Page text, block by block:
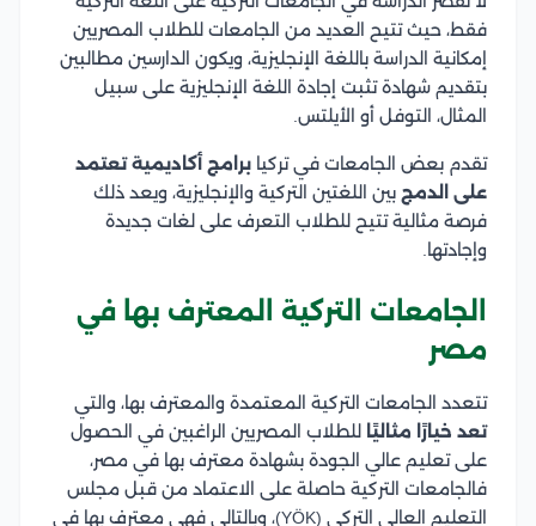
فقط، حيث تتيح العديد من الجامعات للطلاب المصريين
إمكانية الدراسة باللغة الإنجليزية، ويكون الدارسين مطالبين
بتقديم شهادة تثبت إجادة اللغة الإنجليزية على سبيل
المثال، التوفل أو الأيلتس.
تقدم بعض الجامعات في تركيا برامج أكاديمية تعتمد
على الدمج بين اللغتين التركية والإنجليزية، ويعد ذلك
فرصة مثالية تتيح للطلاب التعرف على لغات جديدة
وإجادتها.
الجامعات التركية المعترف بها في
مصر
تتعدد الجامعات التركية المعتمدة والمعترف بها، والتي
تعد خيارًا مثاليًا للطلاب المصريين الراغبين في الحصول
على تعليم عالي الجودة بشهادة معترف بها في مصر،
فالجامعات التركية حاصلة على الاعتماد من قبل مجلس
التعليم العالي التركي (YÖK)، وبالتالي فهي معترف بها في